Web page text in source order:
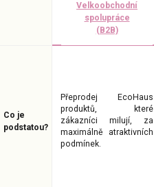
Co je
podstatou?
Velkoobchodní
spolupráce
(B2B)
Přeprodej EcoHaus
produktů, které
zákazníci milují, za
maximálně atraktivních
podmínek.